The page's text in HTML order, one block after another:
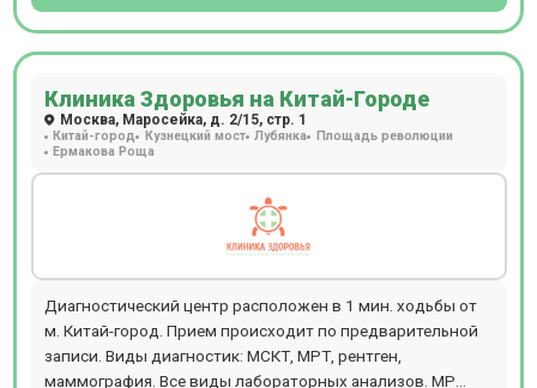
Клиника Здоровья на Китай-Городе
Москва, Маросейка, д. 2/15, стр. 1
Китай-город Кузнецкий мост Лубянка Площадь революции
Ермакова Роща
Диагностический центр расположен в 1 мин. ходьбы от
м. Китай-город. Прием происходит по предварительной
записи. Виды диагностик: МСКТ, МРТ, рентген,
маммография. Все виды лабораторных анализов. МР